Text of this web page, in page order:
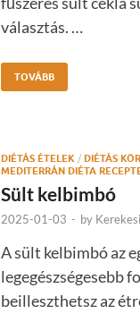
választás. …
TOVÁBB
DIÉTÁS ÉTELEK / DIÉTÁS
MEDITERRÁN DIÉTA
Sült kelbimbó
2025-01-03 - by
A sült kelbimbó az
legegészségesebb
beilleszthetsz az